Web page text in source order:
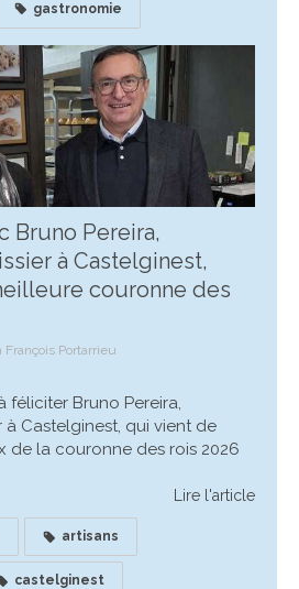
gastronomie
Bruno Pereira,
à Castelginest,
couronne des
François Portarrieu
féliciter Bruno Pereira,
Castelginest, qui vient de
de la couronne des rois 2026
Lire l'article
artisans
castelginest